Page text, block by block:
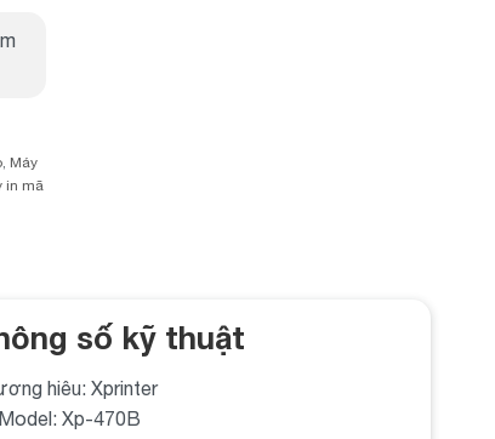
, Máy
in mã
số kỹ thuật
hiêu: Xprinter
Model: Xp-470B